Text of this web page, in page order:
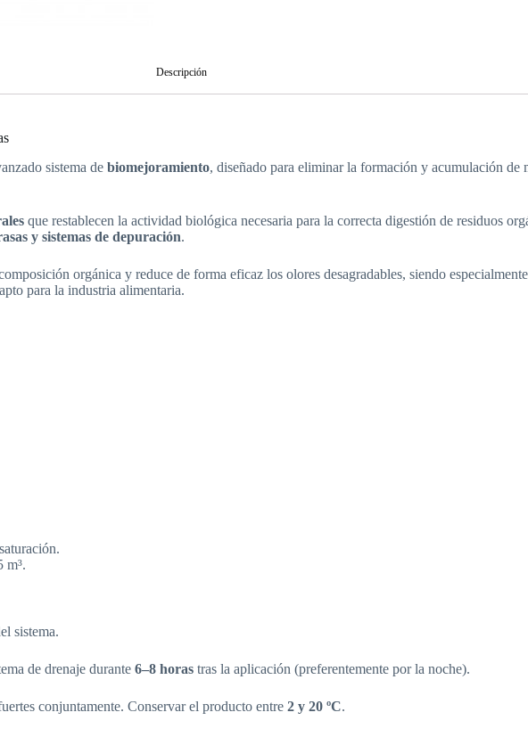
Descripción
sistema debiomejoramiento, diseñado para eliminar la formación y acumulación de
que restablecen la actividad biológica necesaria para la correcta digestión de residuos
y sistemas de depuración.
orgánica y reduce de forma eficaz los olores desagradables, siendo
para la industria alimentaria.
m³.
sistema.
de drenaje durante6–8 horas tras la aplicación (preferentemente por la noche).
conjuntamente. Conservar el producto entre2 y 20 ºC.